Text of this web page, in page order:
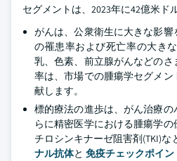
セグメントは、2023年に42億米ド
がんは、公衆衛生に大きな影
の罹患率および死亡率の大き
乳、色素、前立腺がんなどの
率は、市場での腫瘍学セグメ
献します。
標的療法の進歩は、がん治療の
らに精密医学における腫瘍学の
チロシンキナーゼ阻害剤(TKI)な
ナル抗体と 免疫チェックポイン